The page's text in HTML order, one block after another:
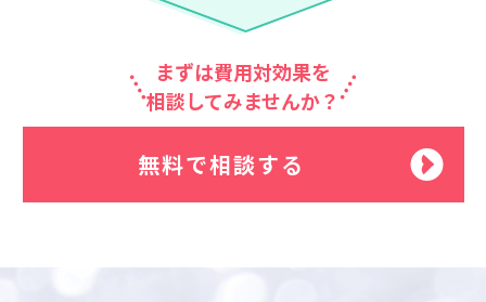
まずは費用対効果を
相談してみませんか？
無料で相談する